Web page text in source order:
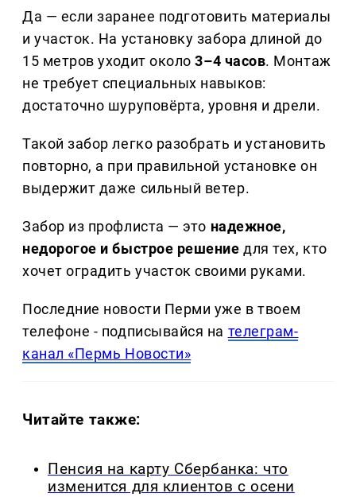
Да — если заранее подготовить материалы
и участок. На установку забора длиной до
15 метров уходит около3–4 часов. Монтаж
не требует специальных навыков:
достаточно шуруповёрта, уровня и дрели.
Такой забор легко разобрать и установить
повторно, а при правильной установке он
выдержит даже сильный ветер.
Забор из профлиста — это надежное,
недорогое и быстрое решение для тех, кто
хочет оградить участок своими руками.
Последние новости Перми уже в твоем
телефоне - подписывайся на телеграм-
канал «Пермь Новости»
Читайте также:
Пенсия на карту Сбербанка: что
изменится для клиентов с осени